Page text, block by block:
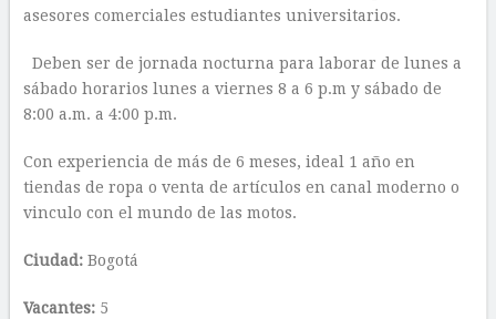
asesores comerciales estudiantes universitarios.
Deben ser de jornada nocturna para laborar de lunes a
sábado horarios lunes a viernes 8 a 6 p.m y sábado de
8:00 a.m. a 4:00 p.m.
Con experiencia de más de 6 meses, ideal 1 año en
tiendas de ropa o venta de artículos en canal moderno o
vinculo con el mundo de las motos.
Ciudad:Bogotá
Vacantes:5